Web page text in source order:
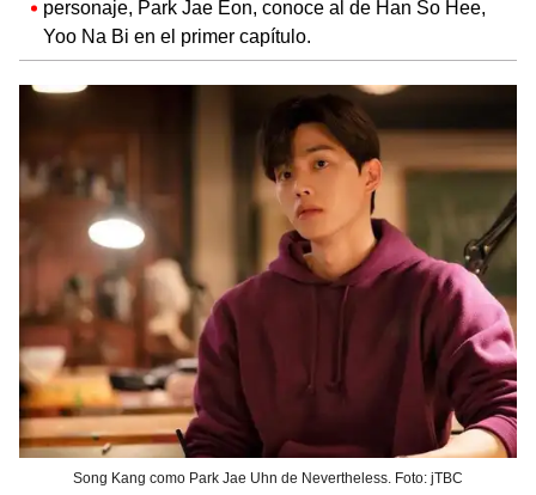
personaje, Park Jae Eon, conoce al de Han So Hee,
Yoo Na Bi en el primer capítulo.
Song Kang como Park Jae Uhn de Nevertheless. Foto: jTBC